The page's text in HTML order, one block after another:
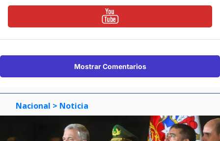
Mostrar Comentarios
Nacional > Noticia